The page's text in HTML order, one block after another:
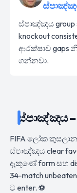
ස්පාඤ්ඤය group
knockout
ආරක්ෂාව gaps
ගන්නවා.
ස්පාඤ්ඤය –
FIFA ලෝක කුසලාන
ස්පාඤ්ඤය clear
දැකුණේ form සහ
34-match
ට enter. ⚽